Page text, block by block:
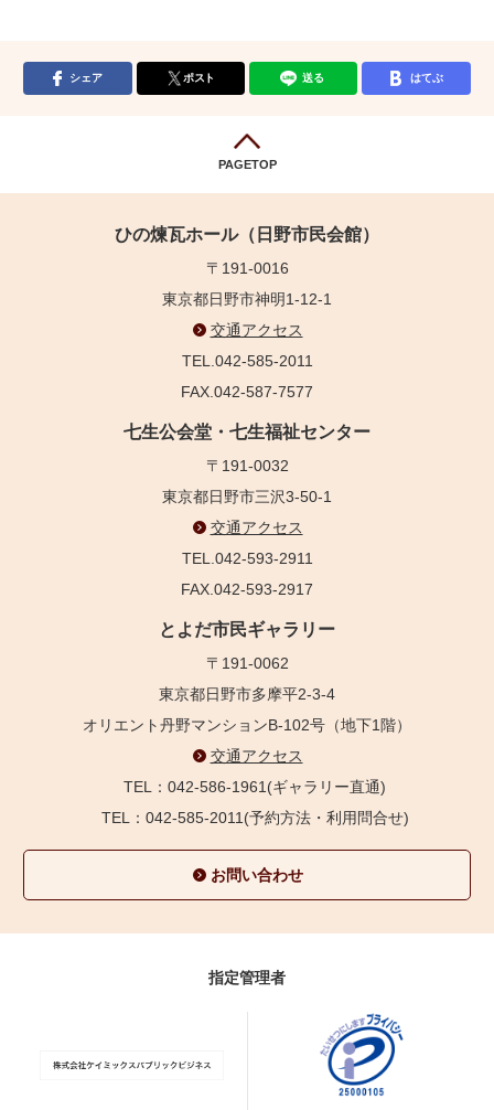
シェア ポスト 送る はてぶ
PAGETOP
ひの煉瓦ホール（日野市民会館）
〒191-0016
東京都日野市神明1-12-1
交通アクセス
TEL.042-585-2011
FAX.042-587-7577
七生公会堂・七生福祉センター
〒191-0032
東京都日野市三沢3-50-1
交通アクセス
TEL.042-593-2911
FAX.042-593-2917
とよだ市民ギャラリー
〒191-0062
東京都日野市多摩平2-3-4
オリエント丹野マンションB-102号（地下1階）
交通アクセス
TEL：042-586-1961(ギャラリー直通)
TEL：042-585-2011(予約方法・利用問合せ)
お問い合わせ
指定管理者